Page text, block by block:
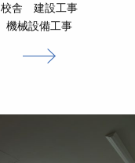
校舎 建設工事
機械設備工事